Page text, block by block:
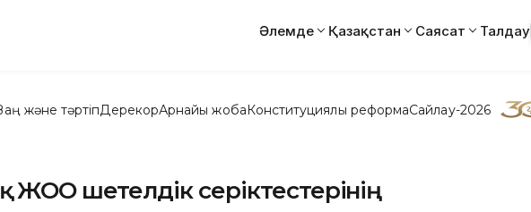
Әлемде Қазақстан Саясат Талдау
және тәртіпДерекқорАрнайы жобаКонституциялық реформаСайлау-2026
ЖОО шетелдік серіктестерінің